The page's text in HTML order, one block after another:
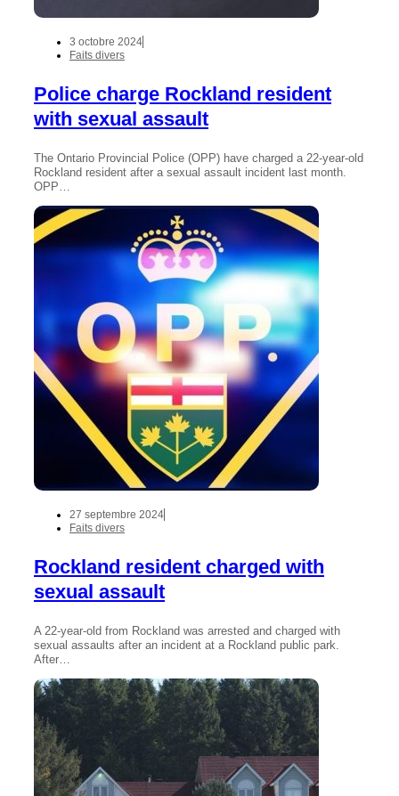
3 octobre 2024
Faits divers
Police charge Rockland resident
with sexual assault
The Ontario Provincial Police (OPP) have charged a 22-year-old
Rockland resident after a sexual assault incident last month.
OPP…
27 septembre 2024
Faits divers
Rockland resident charged with
sexual assault
A 22-year-old from Rockland was arrested and charged with
sexual assaults after an incident at a Rockland public park.
After…